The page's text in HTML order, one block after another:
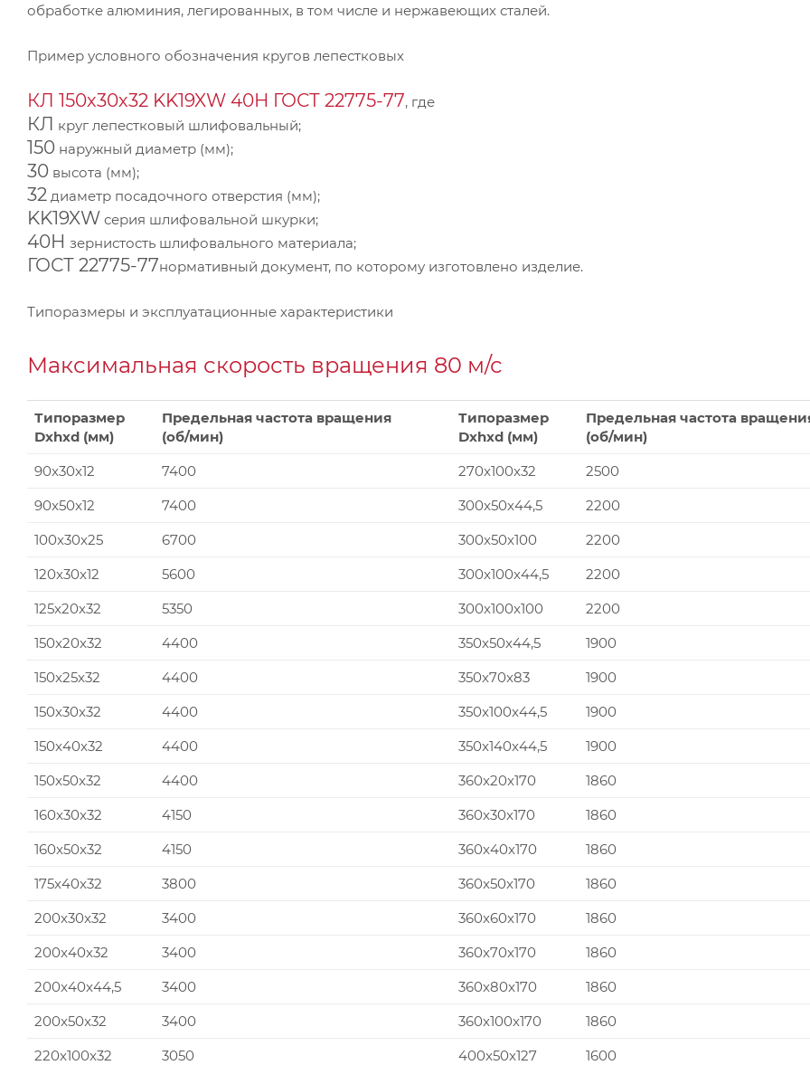
обработке алюминия, легированных, в том числе и нержавеющих сталей.
Пример условного обозначения кругов лепестковых
КЛ 150х30х32 KK19XW 40Н ГОСТ 22775-77, где
КЛ круг лепестковый шлифовальный;
150 наружный диаметр (мм);
30 высота (мм);
32 диаметр посадочного отверстия (мм);
KK19XW серия шлифовальной шкурки;
40Н зернистость шлифовального материала;
ГОСТ 22775-77нормативный документ, по которому изготовлено изделие.
Типоразмеры и эксплуатационные характеристики
Максимальная скорость вращения 80 м/с
Типоразмер
Dxhxd (мм)
Предельная частота вращения
(об/мин)
Типоразмер
Dxhxd (мм)
Предельная частота
(об/мин)
90x30x12
7400 270x100x32
2500
90x50x12
7400 300x50x44,5
2200
100x30x25
6700 300x50x100
2200
120x30x12
5600 300x100x44,5
2200
125x20x32
5350 300x100x100
2200
150x20x32
4400 350x50x44,5
1900
150x25x32
4400 350x70x83
1900
150x30x32
4400 350x100x44,5
1900
150x40x32
4400 350x140x44,5
1900
150x50x32
4400 360x20x170
1860
160x30x32
4150 360x30x170
1860
160x50x32
4150 360x40x170
1860
175x40x32
3800 360x50x170
1860
200x30x32
3400 360x60x170
1860
200x40x32
3400 360x70x170
1860
200x40x44,5
3400 360x80x170
1860
200x50x32
3400 360x100x170
1860
220x100x32
3050 400x50x127
1600